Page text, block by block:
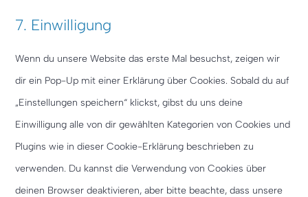
sonstiges
7. Einwilligung
Wenn du unsere Website das erste Mal besuchst, zeigen wir
dir ein Pop-Up mit einer Erklärung über Cookies. Sobald du auf
„Einstellungen speichern“ klickst, gibst du uns deine
Einwilligung alle von dir gewählten Kategorien von Cookies und
Plugins wie in dieser Cookie-Erklärung beschrieben zu
verwenden. Du kannst die Verwendung von Cookies über
deinen Browser deaktivieren, aber bitte beachte, dass unsere